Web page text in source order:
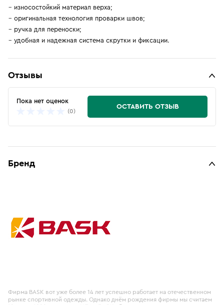
износостойкий материал верха;
оригинальная технология проварки швов;
ручка для переноски;
удобная и надежная система скрутки и фиксации.
Отзывы
Пока нет оценок
(0)
ОСТАВИТЬ ОТЗЫВ
Бренд
Фирма BASK вот уже более 14 лет успешно работает на отечественном
рынке спортивной одежды. Однако днём рождения фирмы мы считаем